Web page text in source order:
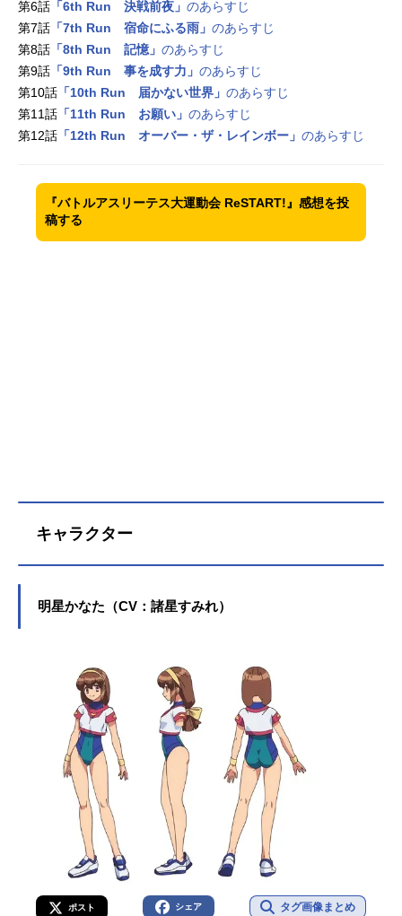
第6話 「6th Run 決戦前夜」 のあらすじ
第7話 「7th Run 宿命にふる雨」 のあらすじ
第8話 「8th Run 記憶」 のあらすじ
第9話 「9th Run 事を成す力」 のあらすじ
第10話 「10th Run 届かない世界」 のあらすじ
第11話 「11th Run お願い」 のあらすじ
第12話 「12th Run オーバー・ザ・レインボー」 のあらすじ
『バトルアスリーテス大運動会 ReSTART!』感想を投
稿する
キャラクター
明星かなた（CV：諸星すみれ）
ポスト シェア タグ画像まとめ